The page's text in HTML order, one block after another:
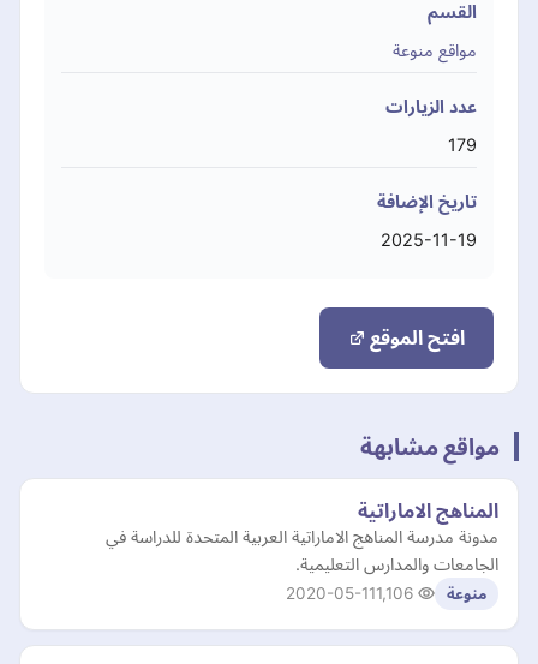
القسم
مواقع منوعة
عدد الزيارات
179
تاريخ الإضافة
2025-11-19
افتح الموقع
مواقع مشابهة
المناهج الاماراتية
مدونة مدرسة المناهج الاماراتية العربية المتحدة للدراسة في
الجامعات والمدارس التعليمية.
منوعة 2020-05-11